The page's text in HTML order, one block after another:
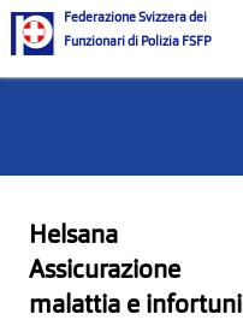
Federazione Svizzera dei
Funzionari di Polizia FSFP
Helsana
Assicurazione
malattia e infortuni